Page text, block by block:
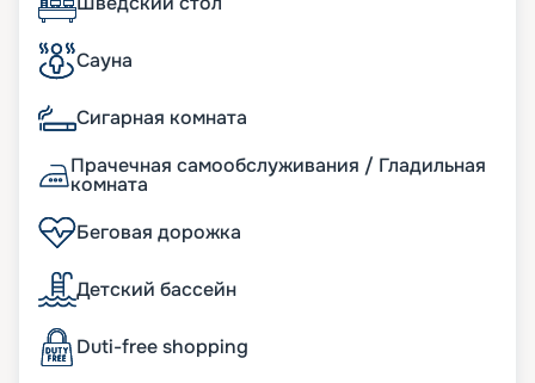
Сауна
Сигарная комната
Прачечная самообслуживания / Гладильная
комната
Беговая дорожка
Детский бассейн
Duti-free shopping